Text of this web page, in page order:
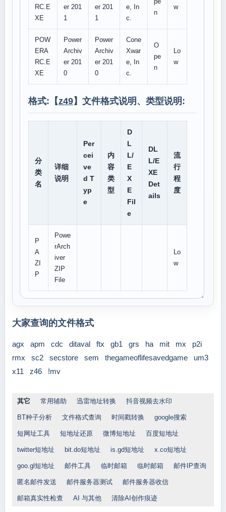
RC.E
XE
er 201
1
er 201
1
e, In
c.
n
w
POW
ERA
RC.E
XE
Power
Archiv
er 201
0
Power
Archiv
er 201
0
Cone
Xwar
e, In
c.
O
pe
n
Lo
w
格式:【z49】文件格式说明、类型说明:
分
类
名
详细
说明
Per
cei
ve
d T
yp
e
内
容
类
型
D
L
L/
E
X
E
Fil
e
DL
L/E
XE
Det
ails
流
行
程
度
P
A
ZI
P
Powe
rArch
iver
ZIP
File
Lo
w
大家查询的文件格式
agx apm cdc ditaval ftx gb1 grs ha mit mx
p2i
rmx
sc2 secstore sem thegameoflifesavedgame
um3
x11
z46 !mv
其它 常用辅助 迅雷地址转换 抖音视频去水印
BT种子分析 文件格式查询 时间戳转换 google搜索
短网址工具 短地址还原 微博短地址 百度短地址
twitter短地址 bit.do短地址 is.gd短地址 x.co短地址
goo.gl短地址 邮件工具 临时邮箱 临时邮箱 邮件IP查询
匿名邮件发送 邮件服务器测试 邮件服务器收信
邮箱真实性检查 AI 与其他 清除AI创作痕迹